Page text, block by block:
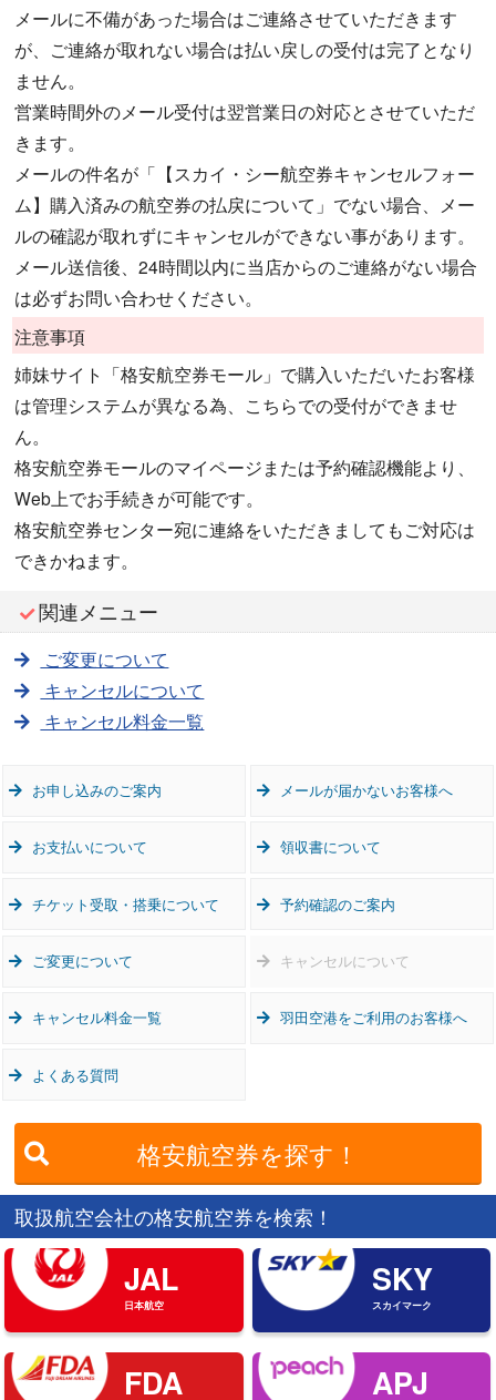
メールに不備があった場合はご連絡させていただきます
が、ご連絡が取れない場合は払い戻しの受付は完了となり
ません。
営業時間外のメール受付は翌営業日の対応とさせていただ
きます。
メールの件名が「【スカイ・シー航空券キャンセルフォー
ム】購入済みの航空券の払戻について」でない場合、メー
ルの確認が取れずにキャンセルができない事があります。
メール送信後、24時間以内に当店からのご連絡がない場合
は必ずお問い合わせください。
注意事項
姉妹サイト「格安航空券モール」で購入いただいたお客様
は管理システムが異なる為、こちらでの受付ができませ
ん。
格安航空券モールのマイページまたは予約確認機能より、
Web上でお手続きが可能です。
格安航空券センター宛に連絡をいただきましてもご対応は
できかねます。
関連メニュー
ご変更について
キャンセルについて
キャンセル料金一覧
お申し込みのご案内 メールが届かないお客様へ
お支払いについて 領収書について
チケット受取・搭乗について 予約確認のご案内
ご変更について キャンセルについて
キャンセル料金一覧 羽田空港をご利用のお客様へ
よくある質問
格安航空券を探す！
取扱航空会社の格安航空券を検索！
JAL
日本航空
SKY
スカイマーク
FDA APJ